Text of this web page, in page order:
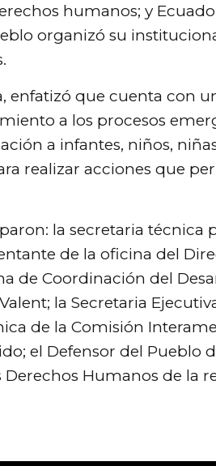
humanos; y
organizó su
enfatizó que cuenta con
a los procesos
a infantes, niños,
realizar acciones que
la secretaria técnica
de la oficina del
de Coordinación del
la Secretaria
de la Comisión
el Defensor del Pueblo
Humanos de la